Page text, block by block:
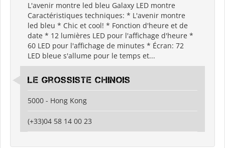
L'avenir montre led bleu Galaxy LED montre
Caractéristiques techniques: * L'avenir montre
led bleu * Chic et cool! * Fonction d'heure et de
date * 12 lumières LED pour l'affichage d'heure *
60 LED pour l'affichage de minutes * Écran: 72
LED bleue s'allume pour le temps et...
Le grossiste chinois
5000 - Hong Kong
(+33)04 58 14 00 23